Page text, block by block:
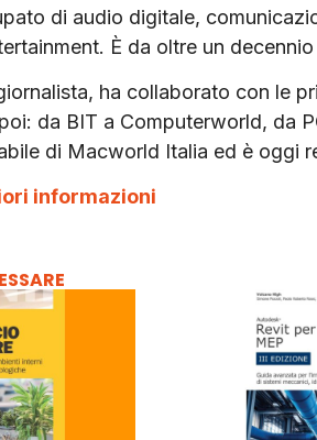
di audio digitale,
È da oltre un
ha collaborato con le
da BIT a Computerworld, da
di Macworld Italia ed è oggi
informazioni